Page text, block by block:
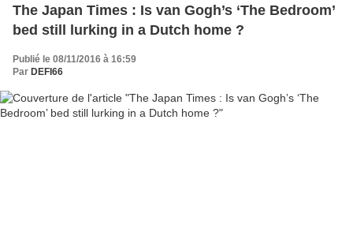
The Japan Times : Is van Gogh’s ‘The Bedroom’
bed still lurking in a Dutch home ?
Publié le 08/11/2016 à 16:59
Par DEFI66